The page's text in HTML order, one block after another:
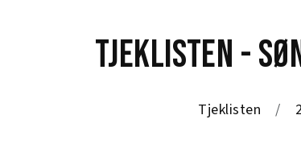
TJEKLISTEN -
Tjeklisten